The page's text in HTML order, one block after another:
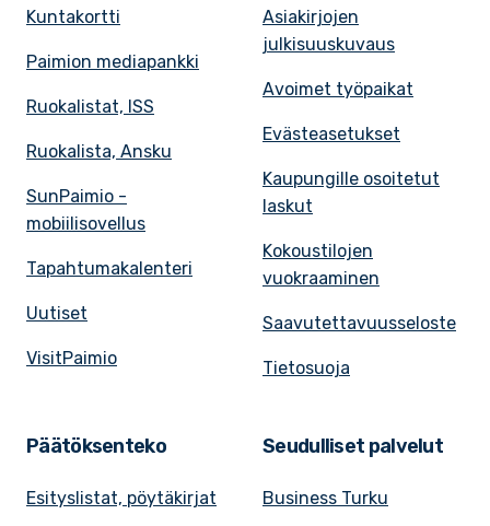
Kuntakortti
Paimion mediapankki
Ruokalistat, ISS
Ruokalista, Ansku
SunPaimio -
mobiilisovellus
Tapahtumakalenteri
Uutiset
VisitPaimio
Asiakirjojen
julkisuuskuvaus
Avoimet työpaikat
Evästeasetukset
Kaupungille osoitetut
laskut
Kokoustilojen
vuokraaminen
Saavutettavuusseloste
Tietosuoja
Päätöksenteko
Esityslistat, pöytäkirjat
Seudulliset palvelut
Business Turku